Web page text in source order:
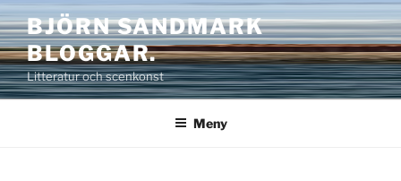
Hoppa
till
innehåll
BJÖRN SANDMARK
BLOGGAR.
Litteratur och scenkonst
Meny